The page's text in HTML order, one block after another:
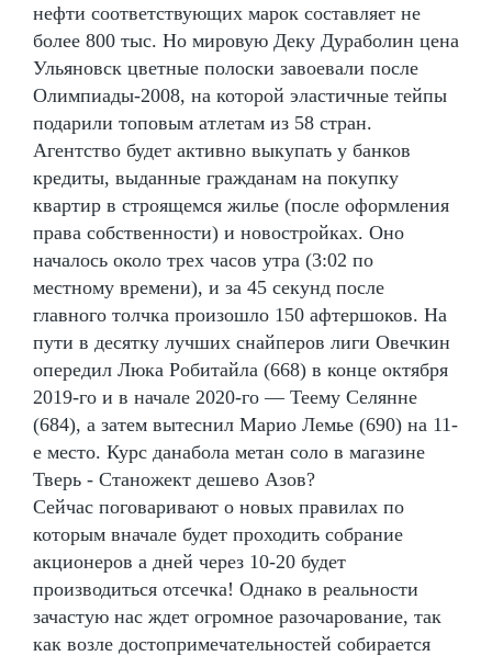
нефти соответствующих марок составляет не
более 800 тыс. Но мировую Деку Дураболин цена
Ульяновск цветные полоски завоевали после
Олимпиады-2008, на которой эластичные тейпы
подарили топовым атлетам из 58 стран.
Агентство будет активно выкупать у банков
кредиты, выданные гражданам на покупку
квартир в строящемся жилье (после оформления
права собственности) и новостройках. Оно
началось около трех часов утра (3:02 по
местному времени), и за 45 секунд после
главного толчка произошло 150 афтершоков. На
пути в десятку лучших снайперов лиги Овечкин
опередил Люка Робитайла (668) в конце октября
2019-го и в начале 2020-го — Теему Селянне
(684), а затем вытеснил Марио Лемье (690) на 11-
е место. Курс данабола метан соло в магазине
Тверь - Станожект дешево Азов?
Сейчас поговаривают о новых правилах по
которым вначале будет проходить собрание
акционеров а дней через 10-20 будет
производиться отсечка! Однако в реальности
зачастую нас ждет огромное разочарование, так
как возле достопримечательностей собирается